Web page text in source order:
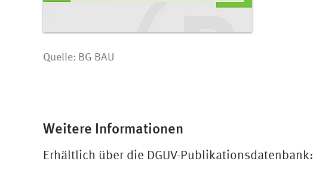
Quelle: BG BAU
Weitere Informationen
Erhältlich über die DGUV-Publikationsdatenbank: